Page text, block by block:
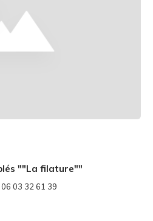
""La filature""
06 03 32 61 39